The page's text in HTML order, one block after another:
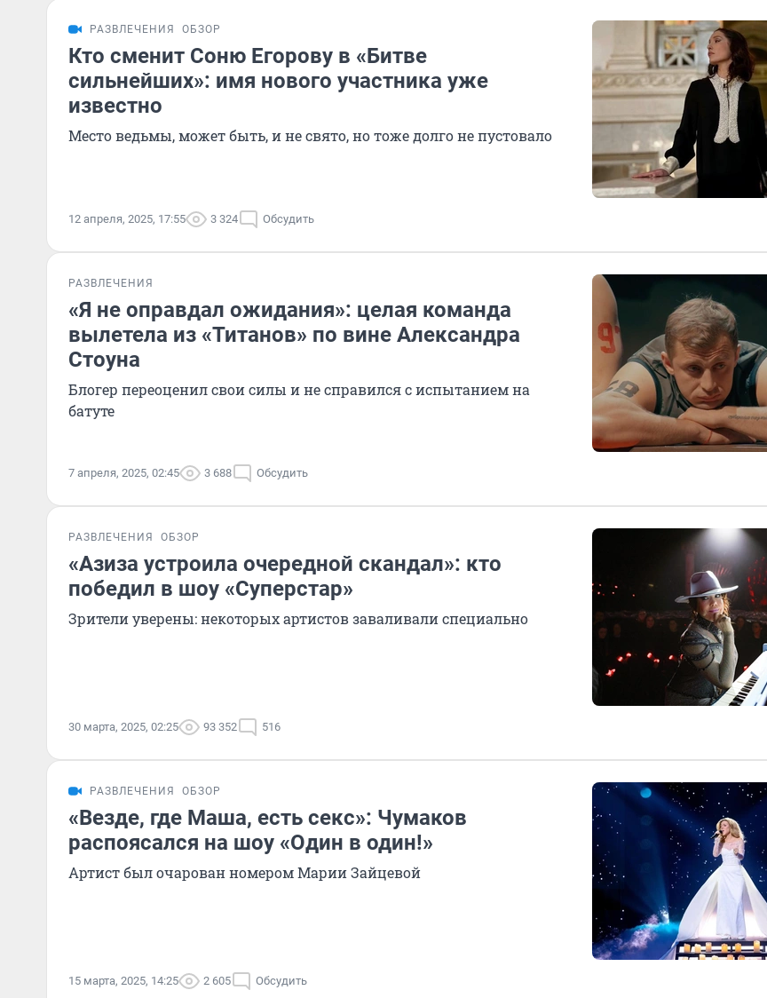
РАЗВЛЕЧЕНИЯ ОБЗОР
Кто сменит Соню Егорову в «Битве
сильнейших»: имя нового участника уже
известно
Место ведьмы, может быть, и не свято, но тоже долго не пустовало
12 апреля, 2025, 17:55 3 324 Обсудить
РАЗВЛЕЧЕНИЯ
«Я не оправдал ожидания»: целая команда
вылетела из «Титанов» по вине Александра
Стоуна
Блогер переоценил свои силы и не справился с испытанием на
батуте
7 апреля, 2025, 02:45 3 688 Обсудить
РАЗВЛЕЧЕНИЯ ОБЗОР
«Азиза устроила очередной скандал»: кто
победил в шоу «Суперстар»
Зрители уверены: некоторых артистов заваливали специально
30 марта, 2025, 02:25 93 352 516
РАЗВЛЕЧЕНИЯ ОБЗОР
«Везде, где Маша, есть секс»: Чумаков
распоясался на шоу «Один в один!»
Артист был очарован номером Марии Зайцевой
15 марта, 2025, 14:25 2 605 Обсудить